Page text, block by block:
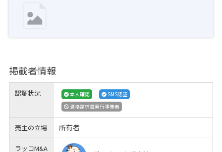
掲載者情報
認証状況 本人確認
SMS認証
適格請求書発行事業者
売主の立場 所有者
ラッコM&A